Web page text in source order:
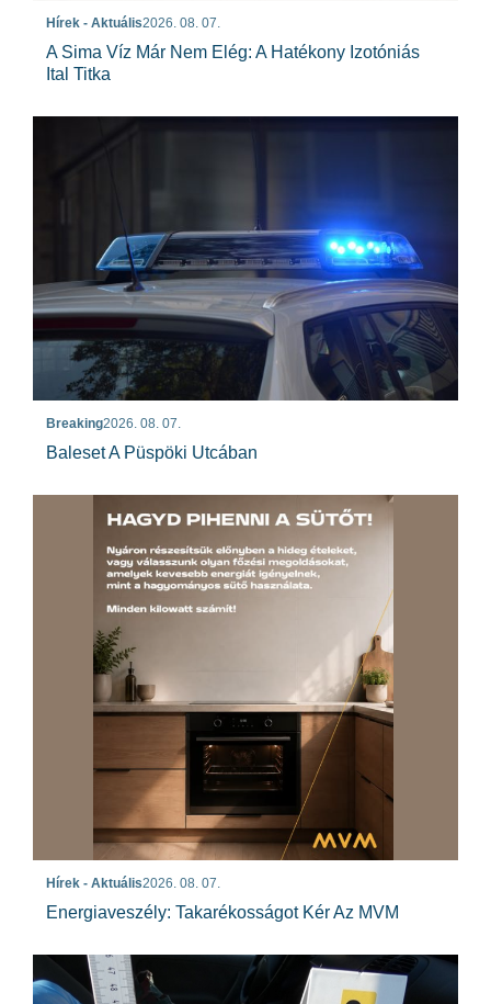
Hírek - Aktuális2026. 08. 07.
A Sima Víz Már Nem Elég: A Hatékony Izotóniás
Ital Titka
Breaking2026. 08. 07.
Baleset A Püspöki Utcában
Hírek - Aktuális2026. 08. 07.
Energiaveszély: Takarékosságot Kér Az MVM